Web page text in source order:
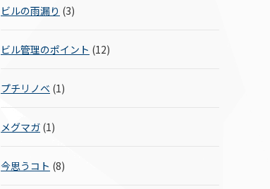
ビルの雨漏り (3)
ビル管理のポイント (12)
プチリノベ (1)
メグマガ (1)
今思うコト (8)